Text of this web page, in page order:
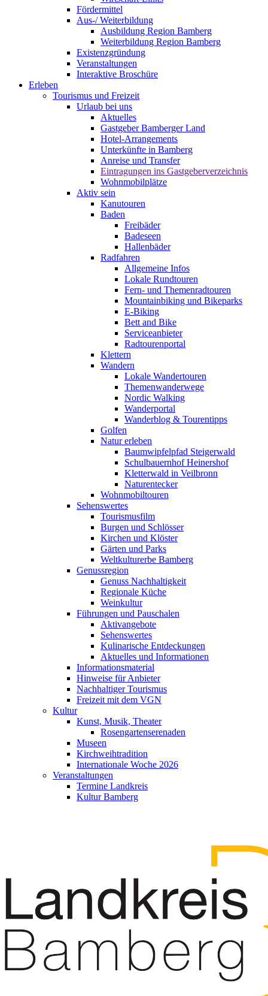
Fördermittel
Aus-/ Weiterbildung
Ausbildung Region Bamberg
Weiterbildung Region Bamberg
Existenzgründung
Veranstaltungen
Interaktive Broschüre
Erleben
Tourismus und Freizeit
Urlaub bei uns
Aktuelles
Gastgeber Bamberger Land
Hotel-Arrangements
Unterkünfte in Bamberg
Anreise und Transfer
Eintragungen ins Gastgeberverzeichnis
Wohnmobilplätze
Aktiv sein
Kanutouren
Baden
Freibäder
Badeseen
Hallenbäder
Radfahren
Allgemeine Infos
Lokale Rundtouren
Fern- und Themenradtouren
Mountainbiking und Bikeparks
E-Biking
Bett and Bike
Serviceanbieter
Radtourenportal
Klettern
Wandern
Lokale Wandertouren
Themenwanderwege
Nordic Walking
Wanderportal
Wanderblog & Tourentipps
Golfen
Natur erleben
Baumwipfelpfad Steigerwald
Schulbauernhof Heinershof
Kletterwald in Veilbronn
Naturentecker
Wohnmobiltouren
Sehenswertes
Tourismusfilm
Burgen und Schlösser
Kirchen und Klöster
Gärten und Parks
Weltkulturerbe Bamberg
Genussregion
Genuss Nachhaltigkeit
Regionale Küche
Weinkultur
Führungen und Pauschalen
Aktivangebote
Sehenswertes
Kulinarische Entdeckungen
Aktuelles und Informationen
Informationsmaterial
Hinweise für Anbieter
Nachhaltiger Tourismus
Freizeit mit dem VGN
Kultur
Kunst, Musik, Theater
Rosengartenserenaden
Museen
Kirchweihtradition
Internationale Woche 2026
Veranstaltungen
Termine Landkreis
Kultur Bamberg